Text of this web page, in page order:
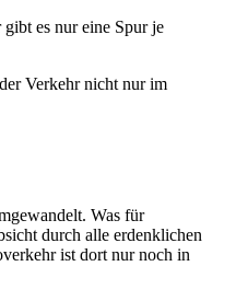
es nur eine Spur je
Verkehr nicht nur im
Was für
durch alle erdenklichen
ist dort nur noch in